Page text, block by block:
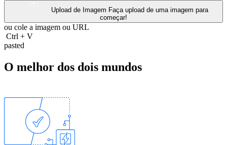
Upload de Imagem Faça upload de uma imagem para
começar!
ou cole a imagem ou URL
Ctrl + V
pasted
O melhor dos dois mundos